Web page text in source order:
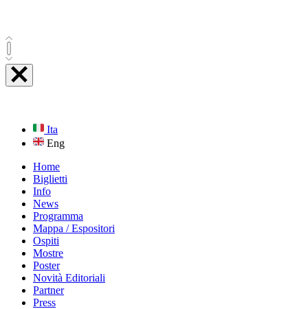
Ita
Eng
Home
Biglietti
Info
News
Programma
Mappa / Espositori
Ospiti
Mostre
Poster
Novità Editoriali
Partner
Press